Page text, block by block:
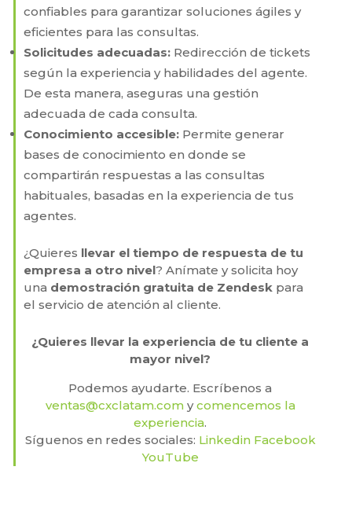
confiables para garantizar soluciones ágiles y
eficientes para las consultas.
Solicitudes adecuadas: Redirección de tickets
según la experiencia y habilidades del agente.
De esta manera, aseguras una gestión
adecuada de cada consulta.
Conocimiento accesible: Permite generar
bases de conocimiento en donde se
compartirán respuestas a las consultas
habituales, basadas en la experiencia de tus
agentes.
¿Quieres llevar el tiempo de respuesta de tu
empresa a otro nivel? Anímate y solicita hoy
una demostración gratuita de Zendesk para
el servicio de atención al cliente.
¿Quieres llevar la experiencia de tu cliente a
mayor nivel?
Podemos ayudarte. Escríbenos a
ventas@cxclatam.comycomencemos la
experiencia.
Síguenos en redes sociales: Linkedin Facebook
YouTube